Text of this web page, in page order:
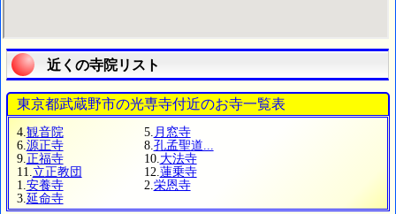
近くの寺院リスト
東京都武蔵野市の光専寺付近のお寺一覧表
4. 観音院 5. 月窓寺
6. 源正寺 8. 孔孟聖道...
9. 正福寺 10. 大法寺
11. 立正教団 12. 蓮乗寺
1. 安養寺 2. 栄恩寺
3. 延命寺